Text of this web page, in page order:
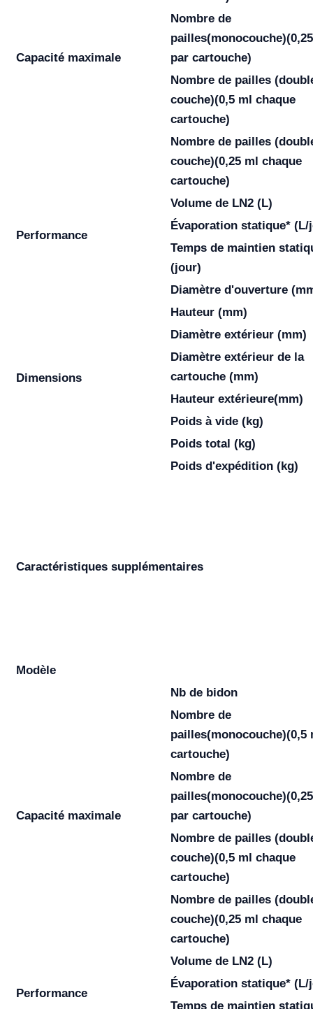
Capacité maximale
Nombre de
pailles(monocouche)
par cartouche)
Nombre de pailles
couche)(0,5 ml chaque
cartouche)
Nombre de pailles
couche)(0,25 ml chaque
cartouche)
Performance
Volume de LN2 (L)
Évaporation statique* (L/
Temps de maintien
(jour)
Dimensions
Diamètre d'ouverture
Hauteur (mm)
Diamètre extérieur (mm)
Diamètre extérieur de la
cartouche (mm)
Hauteur extérieure(mm)
Poids à vide (kg)
Poids total (kg)
Poids d'expédition (kg)
Caractéristiques supplémentaires
Modèle
Capacité maximale
Nb de bidon
Nombre de
pailles(monocouche)(0,5
cartouche)
Nombre de
pailles(monocouche)
par cartouche)
Nombre de pailles
couche)(0,5 ml chaque
cartouche)
Nombre de pailles
couche)(0,25 ml chaque
cartouche)
Performance
Volume de LN2 (L)
Évaporation statique* (L/
Temps de maintien